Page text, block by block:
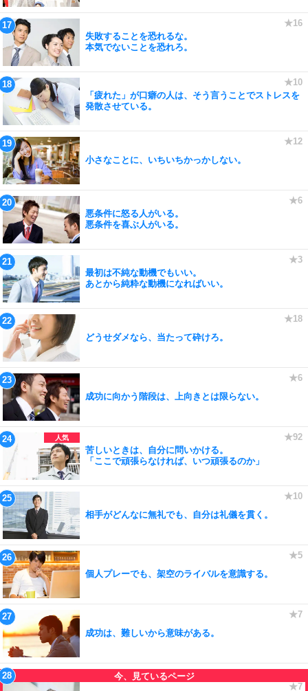
失敗することを恐れるな。
本気でないことを恐れろ。
「疲れた」が口癖の人は、そう言うことでストレスを
発散させている。
小さなことに、いちいちかっかしない。
悪条件に怒る人がいる。
悪条件を喜ぶ人がいる。
最初は不純な動機でもいい。
あとから純粋な動機になればいい。
どうせダメなら、当たって砕けろ。
成功に向かう階段は、上向きとは限らない。
苦しいときは、自分に問いかける。
「ここで頑張らなければ、いつ頑張るのか」
相手がどんなに無礼でも、自分は礼儀を貫く。
個人プレーでも、架空のライバルを意識する。
成功は、難しいから意味がある。